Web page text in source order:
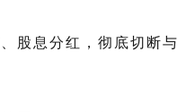
股息分红，彻底切断与